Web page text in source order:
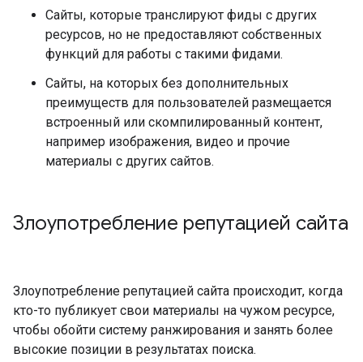
Сайты, которые транслируют фиды с других
ресурсов, но не предоставляют собственных
функций для работы с такими фидами.
Сайты, на которых без дополнительных
преимуществ для пользователей размещается
встроенный или скомпилированный контент,
например изображения, видео и прочие
материалы с других сайтов.
Злоупотребление репутацией сайта
Злоупотребление репутацией сайта происходит, когда
кто-то публикует свои материалы на чужом ресурсе,
чтобы обойти систему ранжирования и занять более
высокие позиции в результатах поиска.